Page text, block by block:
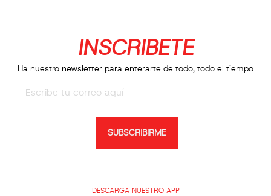
INSCRIBETE
Ha nuestro newsletter para enterarte de todo, todo el tiempo
SUBSCRIBIRME
DESCARGA NUESTRO APP